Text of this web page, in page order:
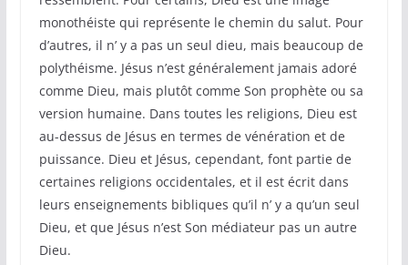
monothéiste qui représente le chemin du salut. Pour
d’autres, il n’ y a pas un seul dieu, mais beaucoup de
polythéisme. Jésus n’est généralement jamais adoré
comme Dieu, mais plutôt comme Son prophète ou sa
version humaine. Dans toutes les religions, Dieu est
au-dessus de Jésus en termes de vénération et de
puissance. Dieu et Jésus, cependant, font partie de
certaines religions occidentales, et il est écrit dans
leurs enseignements bibliques qu’il n’ y a qu’un seul
Dieu, et que Jésus n’est Son médiateur pas un autre
Dieu.